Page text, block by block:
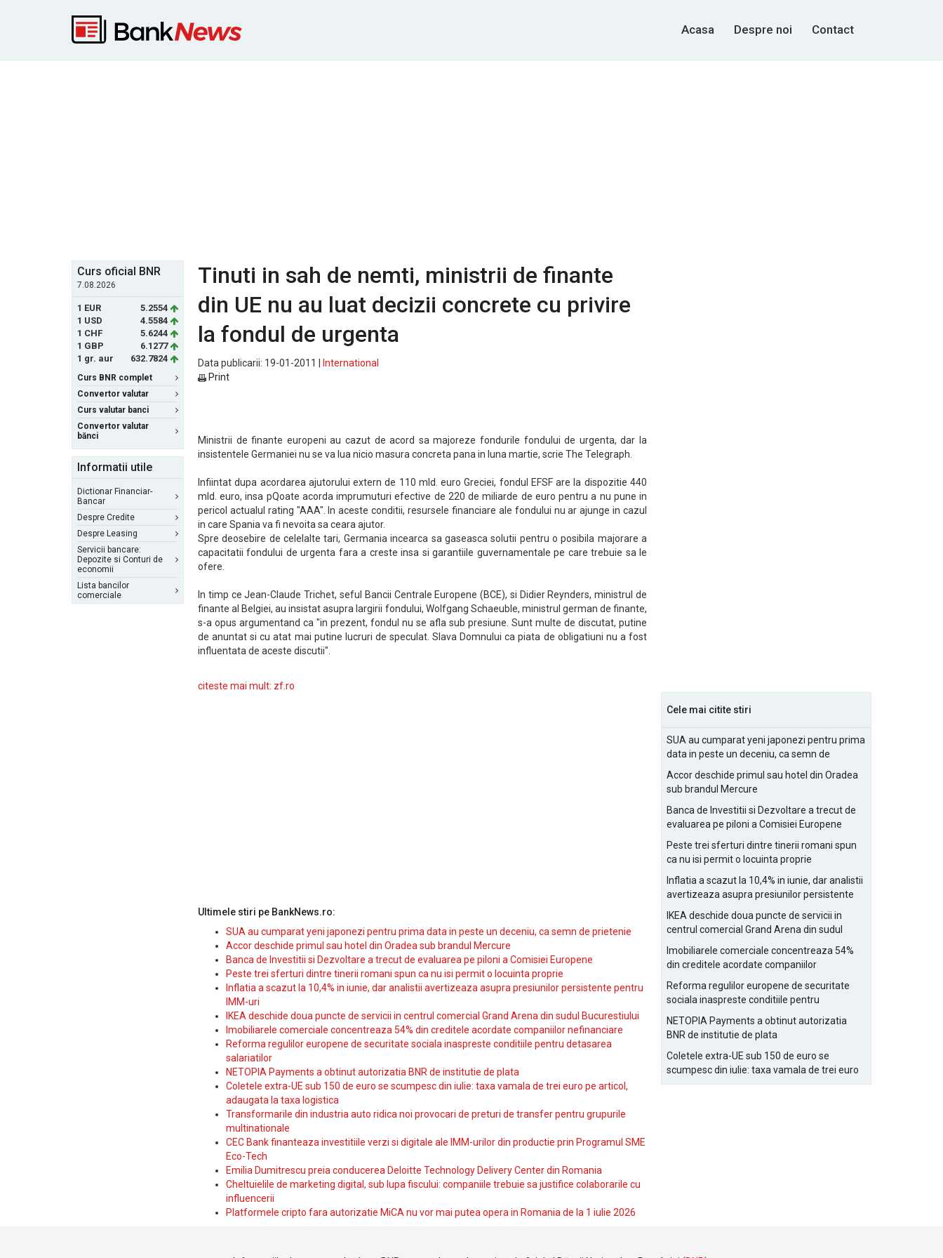
Acasa Despre noi Contact
Curs oficial BNR
7.08.2026
1 EUR
5.2554
1 USD
4.5584
1 CHF
5.6244
1 GBP
6.1277
1 gr. aur
632.7824
Curs BNR complet
Convertor valutar
Curs valutar banci
Convertor valutar
bănci
Informatii utile
Dictionar Financiar-
Bancar
Despre Credite
Despre Leasing
Servicii bancare:
Depozite si Conturi de
economii
Lista bancilor
comerciale
Tinuti in sah de nemti, ministrii de finante
din UE nu au luat decizii concrete cu privire
la fondul de urgenta
Data publicarii: 19-01-2011 |
International
Print
Ministrii de finante europeni au cazut de acord sa majoreze fondurile fondului de urgenta, dar la
insistentele Germaniei nu se va lua nicio masura concreta pana in luna martie, scrie The Telegraph.
Infiintat dupa acordarea ajutorului extern de 110 mld. euro Greciei, fondul EFSF are la dispozitie 440
mld. euro, insa pQoate acorda imprumuturi efective de 220 de miliarde de euro pentru a nu pune in
pericol actualul rating "AAA". In aceste conditii, resursele financiare ale fondului nu ar ajunge in cazul
in care Spania va fi nevoita sa ceara ajutor.
Spre deosebire de celelalte tari, Germania incearca sa gaseasca solutii pentru o posibila majorare a
capacitatii fondului de urgenta fara a creste insa si garantiile guvernamentale pe care trebuie sa le
ofere.
In timp ce Jean-Claude Trichet, seful Bancii Centrale Europene (BCE), si Didier Reynders, ministrul de
finante al Belgiei, au insistat asupra largirii fondului, Wolfgang Schaeuble, ministrul german de finante,
s-a opus argumentand ca "in prezent, fondul nu se afla sub presiune. Sunt multe de discutat, putine
de anuntat si cu atat mai putine lucruri de speculat. Slava Domnului ca piata de obligatiuni nu a fost
influentata de aceste discutii".
citeste mai mult: zf.ro
Ultimele stiri pe BankNews.ro:
SUA au cumparat yeni japonezi pentru prima data in peste un deceniu, ca semn de prietenie
Accor deschide primul sau hotel din Oradea sub brandul Mercure
Banca de Investitii si Dezvoltare a trecut de evaluarea pe piloni a Comisiei Europene
Peste trei sferturi dintre tinerii romani spun ca nu isi permit o locuinta proprie
Inflatia a scazut la 10,4% in iunie, dar analistii avertizeaza asupra presiunilor persistente pentru
IMM-uri
IKEA deschide doua puncte de servicii in centrul comercial Grand Arena din sudul Bucurestiului
Imobiliarele comerciale concentreaza 54% din creditele acordate companiilor nefinanciare
Reforma regulilor europene de securitate sociala inaspreste conditiile pentru detasarea
salariatilor
NETOPIA Payments a obtinut autorizatia BNR de institutie de plata
Coletele extra-UE sub 150 de euro se scumpesc din iulie: taxa vamala de trei euro pe articol,
adaugata la taxa logistica
Transformarile din industria auto ridica noi provocari de preturi de transfer pentru grupurile
multinationale
CEC Bank finanteaza investitiile verzi si digitale ale IMM-urilor din productie prin Programul SME
Eco-Tech
Emilia Dumitrescu preia conducerea Deloitte Technology Delivery Center din Romania
Cheltuielile de marketing digital, sub lupa fiscului: companiile trebuie sa justifice colaborarile cu
influencerii
Platformele cripto fara autorizatie MiCA nu vor mai putea opera in Romania de la 1 iulie 2026
Cele mai citite stiri
SUA au cumparat yeni japonezi pentru prima
data in peste un deceniu, ca semn de
Accor deschide primul sau hotel din Oradea
sub brandul Mercure
Banca de Investitii si Dezvoltare a trecut de
evaluarea pe piloni a Comisiei Europene
Peste trei sferturi dintre tinerii romani spun
ca nu isi permit o locuinta proprie
Inflatia a scazut la 10,4% in iunie, dar analistii
avertizeaza asupra presiunilor persistente
IKEA deschide doua puncte de servicii in
centrul comercial Grand Arena din sudul
Imobiliarele comerciale concentreaza 54%
din creditele acordate companiilor
Reforma regulilor europene de securitate
sociala inaspreste conditiile pentru
NETOPIA Payments a obtinut autorizatia
BNR de institutie de plata
Coletele extra-UE sub 150 de euro se
scumpesc din iulie: taxa vamala de trei euro
pe articol, adaugata la taxa logistica